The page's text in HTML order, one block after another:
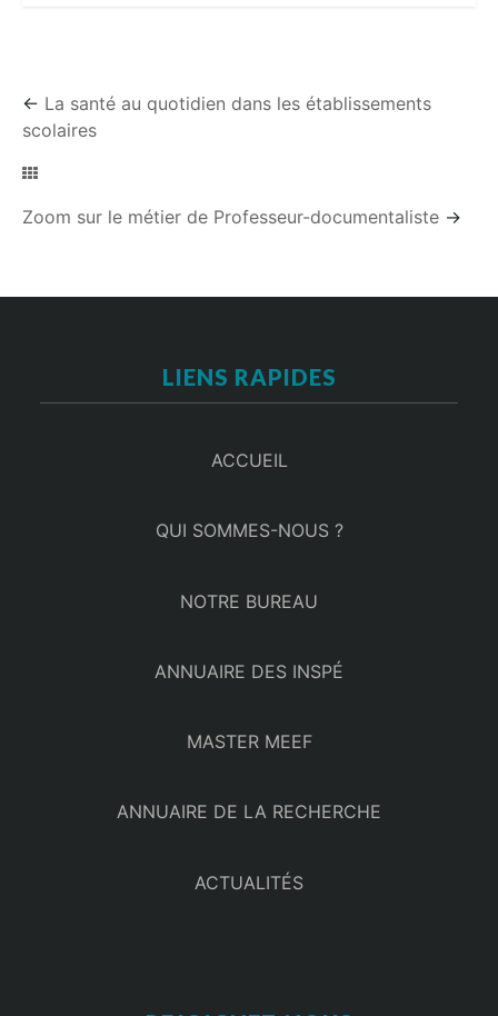
← La santé au quotidien dans les établissements
scolaires
Zoom sur le métier de Professeur-documentaliste →
LIENS RAPIDES
ACCUEIL
QUI SOMMES-NOUS ?
NOTRE BUREAU
ANNUAIRE DES INSPÉ
MASTER MEEF
ANNUAIRE DE LA RECHERCHE
ACTUALITÉS